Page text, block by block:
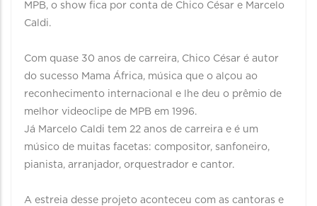
MPB, o show fica por conta de Chico César e Marcelo
Caldi.
Com quase 30 anos de carreira, Chico César é autor
do sucesso Mama África, música que o alçou ao
reconhecimento internacional e lhe deu o prêmio de
melhor videoclipe de MPB em 1996.
Já Marcelo Caldi tem 22 anos de carreira e é um
músico de muitas facetas: compositor, sanfoneiro,
pianista, arranjador, orquestrador e cantor.
A estreia desse projeto aconteceu com as cantoras e